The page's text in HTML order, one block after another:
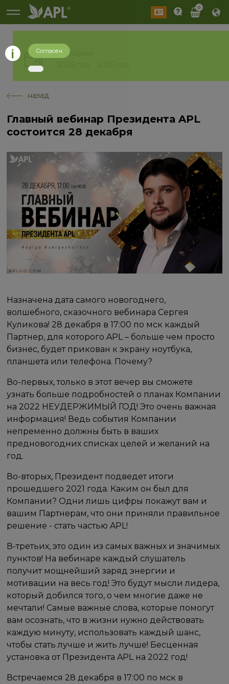
0
История
назад
Главный вебинар Президента APL
состоится 28 декабря
Назначена дата самого новогоднего,
волшебного, сказочного вебинара Сергея
Куликова! 28 декабря в 17:00 по мск каждый
Партнер, для которого APL – больше чем просто
бизнес, будет прикован к экрану ноутбука,
планшета или телефона. Почему?
Во-первых, только в этот вечер вы сможете
узнать больше подробностей о планах Компании
на 2022 НЕУДЕРЖИМЫЙ ГОД! Это очень важная
информация! Ведь события Компании
непременно должны быть в ваших
предновогодних списках целей и желаний на
год.
Во-вторых, Президент подведет итоги
прошедшего 2021 года. Каким он был для
Компании? Одни лишь цифры покажут вам и
вашим Партнерам, что они приняли правильное
решение - стать частью APL!
В-третьих, это один из самых важных и значимых
пунктов! На вебинаре каждый слушатель
получит мощнейший заряд энергии и
мотивации на весь год! Это будут мысли лидера,
который добился того, о чем многие даже не
мечтали! Самые важные слова, которые помогут
вам осознать, что в жизни нужно действовать
каждую минуту, использовать каждый шанс,
чтобы стать лучше и жить лучше! Бесценная
установка от Президента APL на 2022 год!
Встречаемся 28 декабря в 17:00 по мск в
Согласен